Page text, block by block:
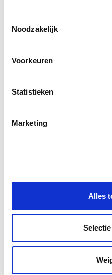
Noodzakelijk
Voorkeuren
Statistieken
Marketing
Alles